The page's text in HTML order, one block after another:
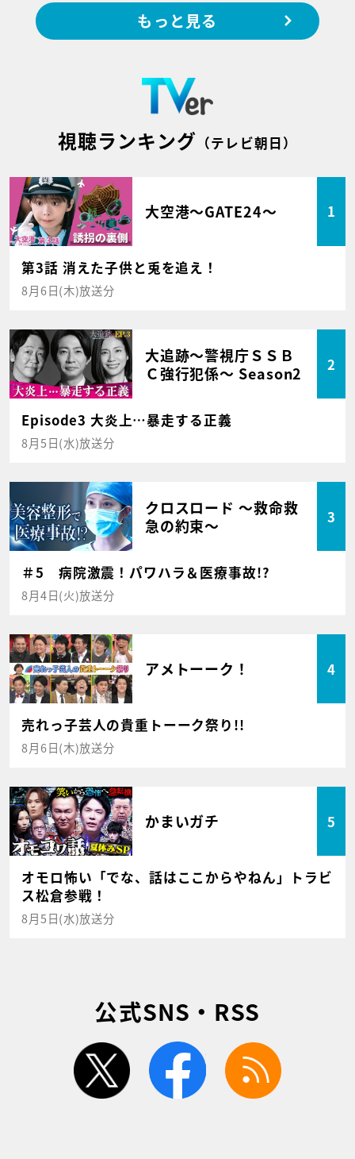
もっと見る
視聴ランキング （テレビ朝日）
大空港～GATE24～ 1
第3話 消えた子供と兎を追え！
8月6日(木)放送分
大追跡～警視庁ＳＳＢ
Ｃ強行犯係～ Season2
2
Episode3 大炎上…暴走する正義
8月5日(水)放送分
クロスロード ～救命救
急の約束～
3
＃5 病院激震！パワハラ＆医療事故!?
8月4日(火)放送分
アメトーーク！ 4
売れっ子芸人の貴重トーーク祭り!!
8月6日(木)放送分
かまいガチ 5
オモロ怖い「でな、話はここからやねん」トラビ
ス松倉参戦！
8月5日(水)放送分
公式SNS・RSS
twitter facebook